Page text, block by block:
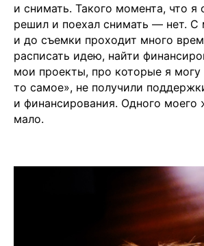
и снимать. Такого момента, что я
решил и поехал снимать — нет. С
и до съемки проходит много
расписать идею, найти
мои проекты, про которые я могу
то самое», не получили
и финансирования. Одного моего
мало.